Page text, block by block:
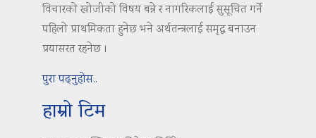
विचारको खोजीको विषय बन्ने र नागरिकलाई सुसूचित गर्ने
पहिलो प्राथमिकता हुनेछ भने अर्थतन्त्रलाई समृद्ध बनाउन
प्रयासरत रहनेछ ।
पुरा पढ्नुहोस..
हाम्रो टिम